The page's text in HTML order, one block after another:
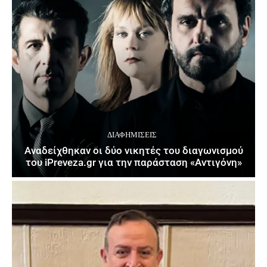
ΔΙΑΦΗΜΊΣΕΙΣ
Αναδείχθηκαν οι δύο νικητές του διαγωνισμού
του iPreveza.gr για την παράσταση «Αντιγόνη»